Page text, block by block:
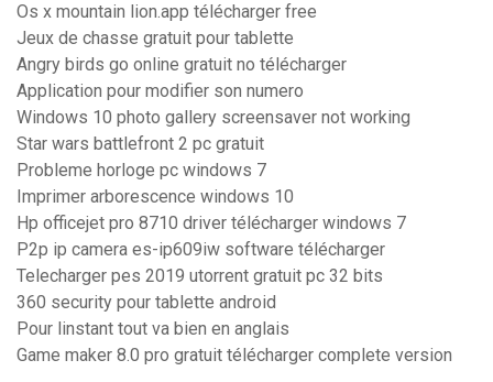
Os x mountain lion.app télécharger free
Jeux de chasse gratuit pour tablette
Angry birds go online gratuit no télécharger
Application pour modifier son numero
Windows 10 photo gallery screensaver not working
Star wars battlefront 2 pc gratuit
Probleme horloge pc windows 7
Imprimer arborescence windows 10
Hp officejet pro 8710 driver télécharger windows 7
P2p ip camera es-ip609iw software télécharger
Telecharger pes 2019 utorrent gratuit pc 32 bits
360 security pour tablette android
Pour linstant tout va bien en anglais
Game maker 8.0 pro gratuit télécharger complete version